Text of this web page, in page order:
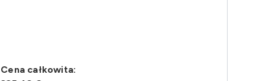
Cena całkowita: